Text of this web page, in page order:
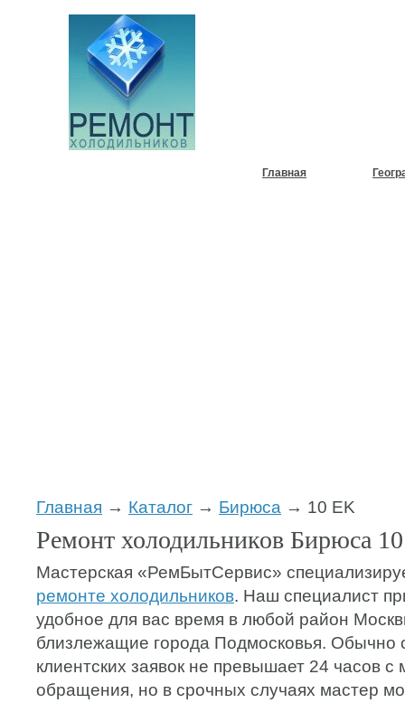
Главная
Главная → Каталог → Бирюса → 10 ЕK
Ремонт холодильников Бирюса
Мастерская «РемБытСервис»
ремонте холодильников. Наш специалист
удобное для вас время в любой район
близлежащие города Подмосковья. Обычно
клиентских заявок не превышает 24 часов с
обращения, но в срочных случаях мастер